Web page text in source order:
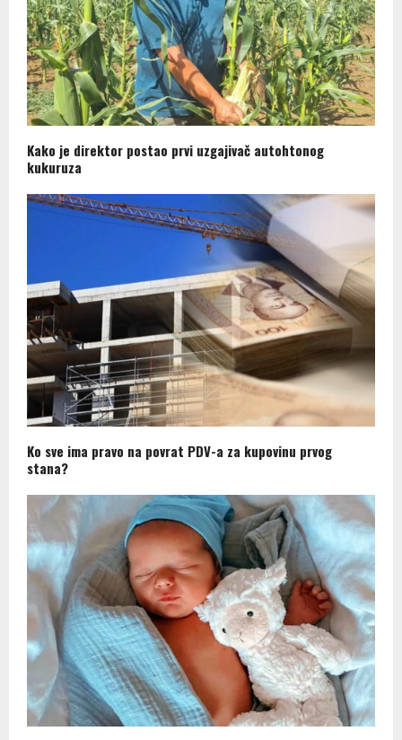
Kako je direktor postao prvi uzgajivač autohtonog
kukuruza
Ko sve ima pravo na povrat PDV-a za kupovinu prvog
stana?